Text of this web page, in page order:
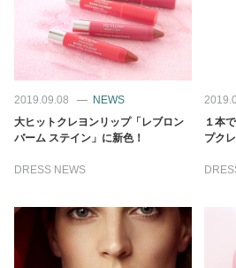
2019.09.08
NEWS
大ヒットクレヨンリップ「レブロン
バーム ステイン」に新色！
DRESS NEWS
１本
プク